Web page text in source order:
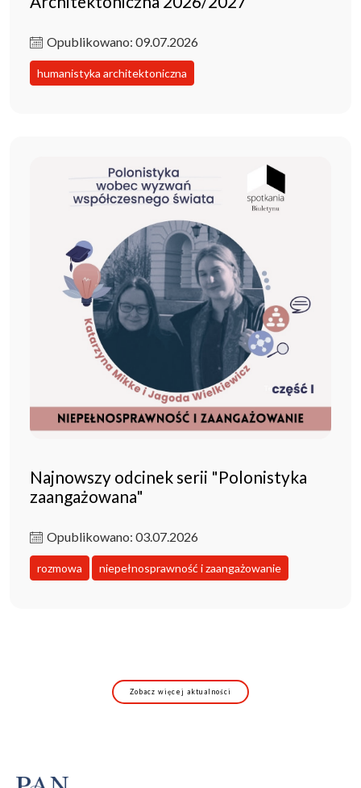
Opublikowano: 09.07.2026
humanistyka architektoniczna
Najnowszy odcinek serii "Polonistyka
zaangażowana"
Opublikowano: 03.07.2026
rozmowa niepełnosprawność i zaangażowanie
Zobacz więcej aktualności